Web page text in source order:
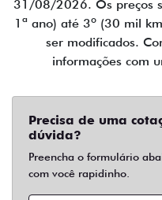
31/08/2026. Os preços
1ª ano) até 3º (30 mil
ser modificados.
informações com
Precisa de uma
dúvida?
Preencha o formulário
com você rapidinho.